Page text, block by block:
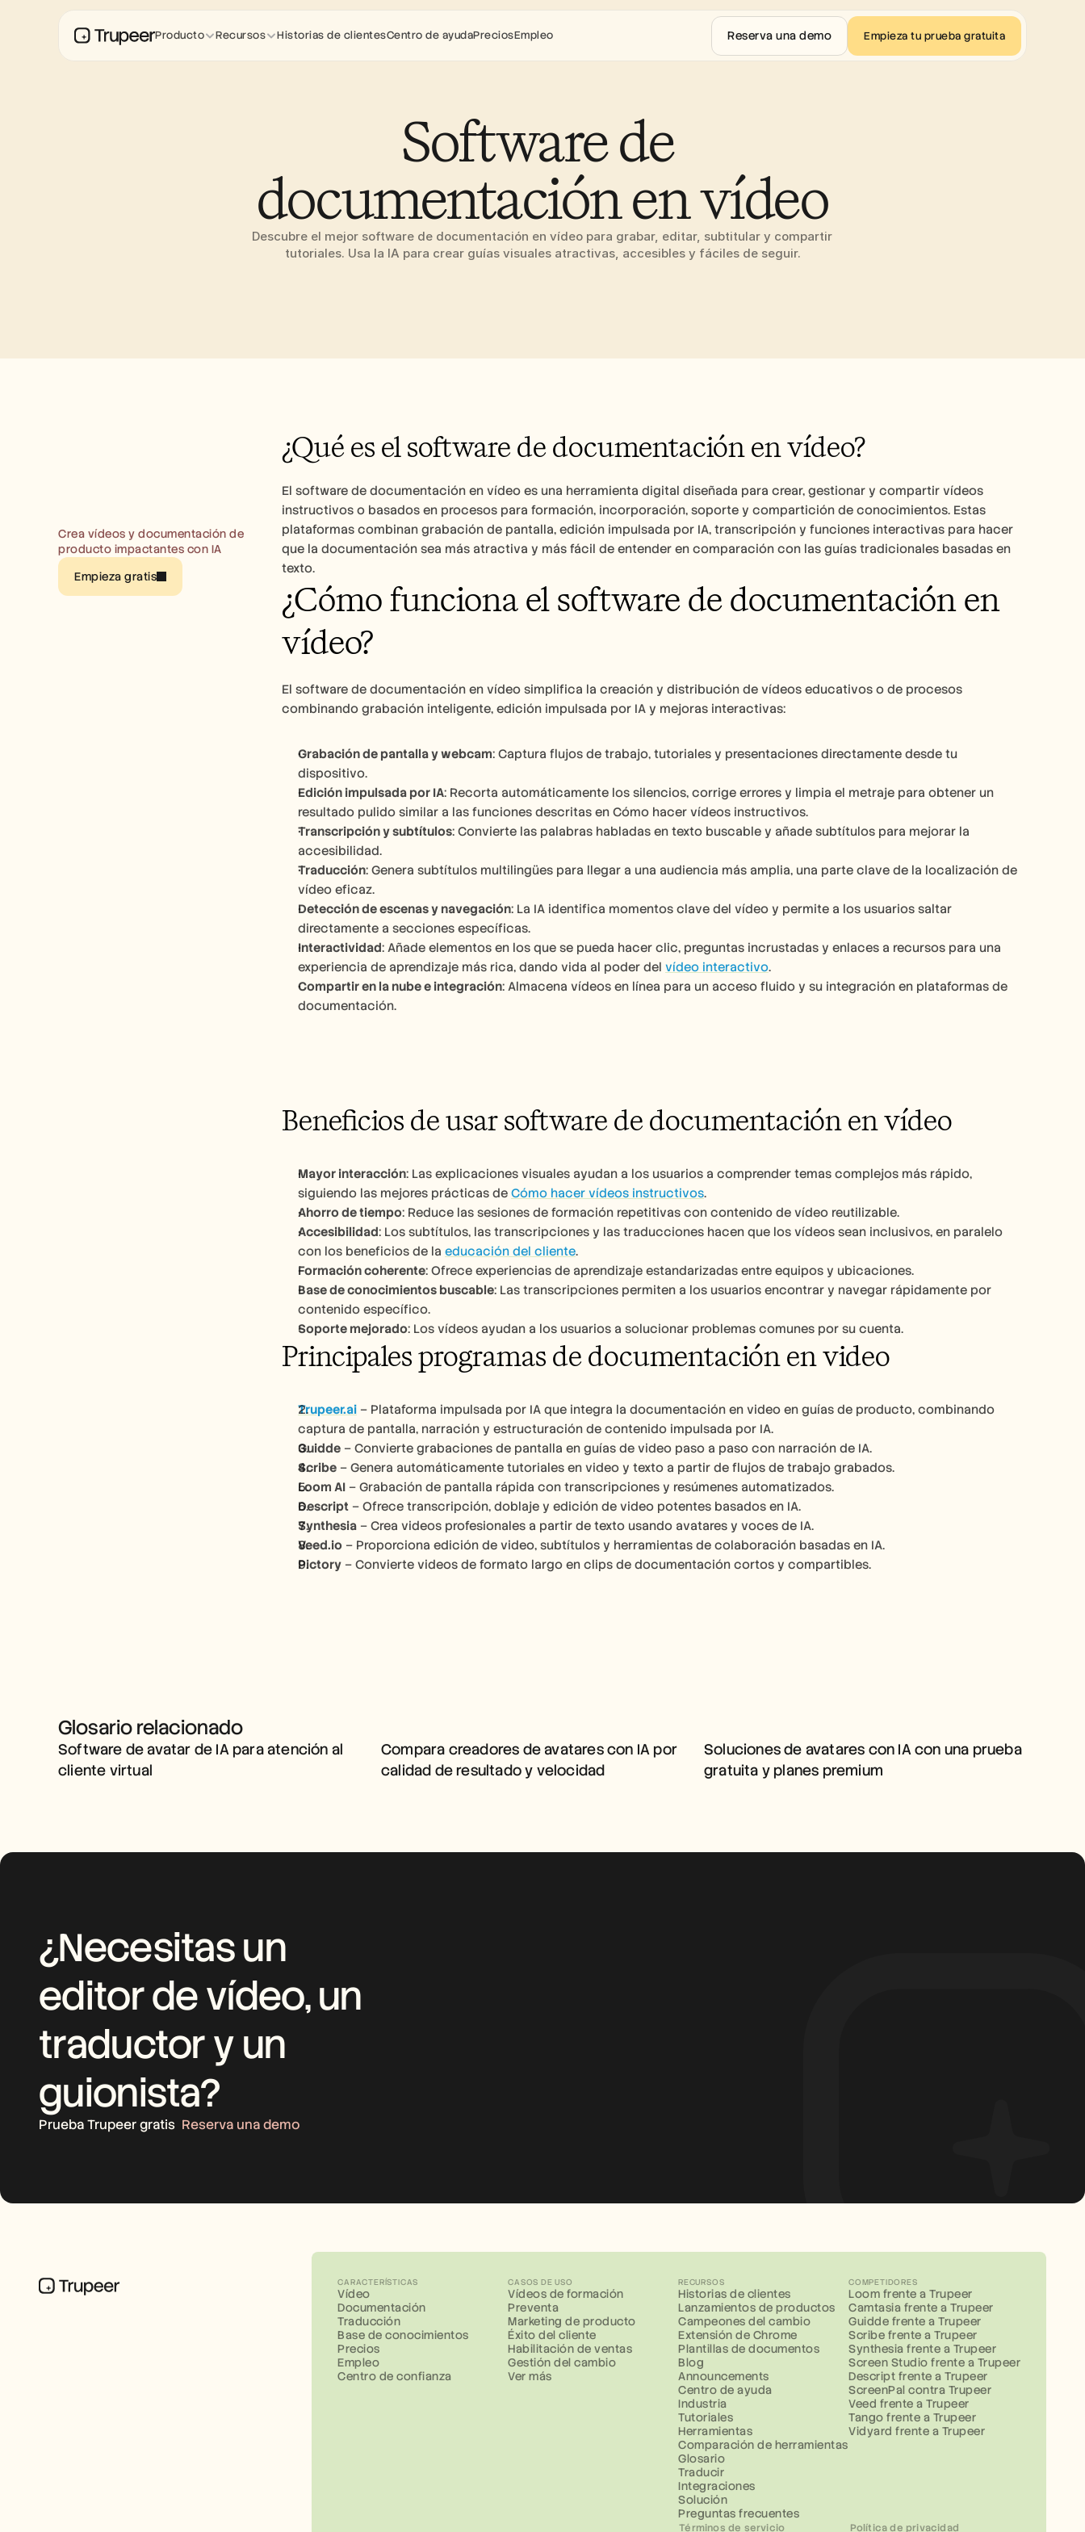
Software de
documentación en vídeo
Descubre el mejor software de documentación en vídeo para grabar, editar, subtitular y compartir
tutoriales. Usa la IA para crear guías visuales atractivas, accesibles y fáciles de seguir.
Crea vídeos y documentación de
producto impactantes con IA
Empieza gratis
¿Qué es el software de documentación en vídeo?
El software de documentación en vídeo es una herramienta digital diseñada para crear, gestionar y compartir vídeos
instructivos o basados en procesos para formación, incorporación, soporte y compartición de conocimientos. Estas
plataformas combinan grabación de pantalla, edición impulsada por IA, transcripción y funciones interactivas para hacer
que la documentación sea más atractiva y más fácil de entender en comparación con las guías tradicionales basadas en
texto.
¿Cómo funciona el software de documentación en
vídeo?
El software de documentación en vídeo simplifica la creación y distribución de vídeos educativos o de procesos
combinando grabación inteligente, edición impulsada por IA y mejoras interactivas:
Grabación de pantalla y webcam: Captura flujos de trabajo, tutoriales y presentaciones directamente desde tu
dispositivo.
Edición impulsada por IA: Recorta automáticamente los silencios, corrige errores y limpia el metraje para obtener un
resultado pulido similar a las funciones descritas en Cómo hacer vídeos instructivos.
Transcripción y subtítulos: Convierte las palabras habladas en texto buscable y añade subtítulos para mejorar la
accesibilidad.
Traducción: Genera subtítulos multilingües para llegar a una audiencia más amplia, una parte clave de la localización de
vídeo eficaz.
Detección de escenas y navegación: La IA identifica momentos clave del vídeo y permite a los usuarios saltar
directamente a secciones específicas.
Interactividad: Añade elementos en los que se pueda hacer clic, preguntas incrustadas y enlaces a recursos para una
experiencia de aprendizaje más rica, dando vida al poder del vídeo interactivo.
Compartir en la nube e integración: Almacena vídeos en línea para un acceso fluido y su integración en plataformas de
documentación.
Beneficios de usar software de documentación en vídeo
Mayor interacción: Las explicaciones visuales ayudan a los usuarios a comprender temas complejos más rápido,
siguiendo las mejores prácticas de Cómo hacer vídeos instructivos.
Ahorro de tiempo: Reduce las sesiones de formación repetitivas con contenido de vídeo reutilizable.
Accesibilidad: Los subtítulos, las transcripciones y las traducciones hacen que los vídeos sean inclusivos, en paralelo
con los beneficios de la educación del cliente.
Formación coherente: Ofrece experiencias de aprendizaje estandarizadas entre equipos y ubicaciones.
Base de conocimientos buscable: Las transcripciones permiten a los usuarios encontrar y navegar rápidamente por
contenido específico.
Soporte mejorado: Los vídeos ayudan a los usuarios a solucionar problemas comunes por su cuenta.
Principales programas de documentación en video
Trupeer.ai – Plataforma impulsada por IA que integra la documentación en video en guías de producto, combinando
captura de pantalla, narración y estructuración de contenido impulsada por IA.
Guidde – Convierte grabaciones de pantalla en guías de video paso a paso con narración de IA.
Scribe – Genera automáticamente tutoriales en video y texto a partir de flujos de trabajo grabados.
Loom AI – Grabación de pantalla rápida con transcripciones y resúmenes automatizados.
Descript – Ofrece transcripción, doblaje y edición de video potentes basados en IA.
Synthesia – Crea videos profesionales a partir de texto usando avatares y voces de IA.
Veed.io – Proporciona edición de video, subtítulos y herramientas de colaboración basadas en IA.
Pictory – Convierte videos de formato largo en clips de documentación cortos y compartibles.
Glosario relacionado
SOFTWARE DE AVATAR DE IA
PARA ATENCIÓN AL CLIENTE
VIRTUAL
Software de avatar de IA para atención al
cliente virtual
CALIDAD DE RESULTADO Y
VELOCIDAD
Compara creadores de avatares con IA por
calidad de resultado y velocidad
GRATUITA Y PLANES
PREMIUM
Soluciones de avatares con IA con una prueba
gratuita y planes premium
¿Necesitas un
editor de vídeo, un
traductor y un
guionista?
Prueba Trupeer gratis Reserva una demo
CARACTERÍSTICAS
Vídeo
Documentación
Traducción
Base de conocimientos
Precios
Empleo
Centro de confianza
CASOS DE USO
Vídeos de formación
Preventa
Marketing de producto
Éxito del cliente
Habilitación de ventas
Gestión del cambio
Ver más
RECURSOS
Historias de clientes
Lanzamientos de productos
Campeones del cambio
Extensión de Chrome
Plantillas de documentos
Blog
Announcements
Centro de ayuda
Industria
Tutoriales
Herramientas
Comparación de herramientas
Glosario
Traducir
Integraciones
Solución
Preguntas frecuentes
COMPETIDORES
Loom frente a Trupeer
Camtasia frente a Trupeer
Guidde frente a Trupeer
Scribe frente a Trupeer
Synthesia frente a Trupeer
Screen Studio frente a Trupeer
Descript frente a Trupeer
ScreenPal contra Trupeer
Veed frente a Trupeer
Tango frente a Trupeer
Vidyard frente a Trupeer
Términos de servicio Política de privacidad
Producto Recursos Historias de clientesCentro de ayudaPreciosEmpleo Reserva una demo Empieza tu prueba gratuita